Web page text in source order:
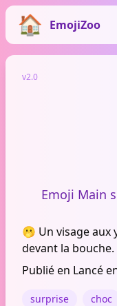
EmojiZoo
v2.0
Emoji Main
🫢 Un visage aux
devant la
Publié en Lancé
surprise choc